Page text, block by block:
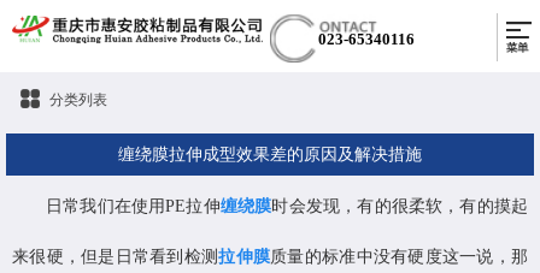
023-65340116
分类列表
缠绕膜拉伸成型效果差的原因及解决措施
日常我们在使用PE拉伸缠绕膜时会发现，有的很柔软，有的摸起
来很硬，但是日常看到检测拉伸膜质量的标准中没有硬度这一说，那